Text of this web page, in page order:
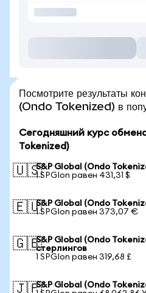
Посмотрите результаты
(Ondo Tokenized) в
Сегодняшний курс
Tokenized)
🇺🇸S&P Global (Ondo
1 SPGIon равен 431,31 $
🇪🇺S&P Global (Ondo
1 SPGIon равен 373,07 €
🇬🇧S&P Global (Ondo
стерлингов
1 SPGIon равен 319,68 £
🇯🇵S&P Global (Ondo